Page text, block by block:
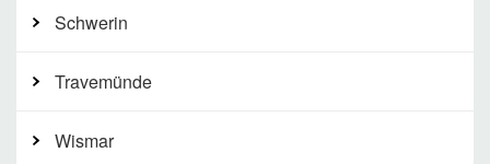
Schwerin
Travemünde
Wismar